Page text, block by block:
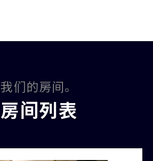
我们的房间。
房间列表